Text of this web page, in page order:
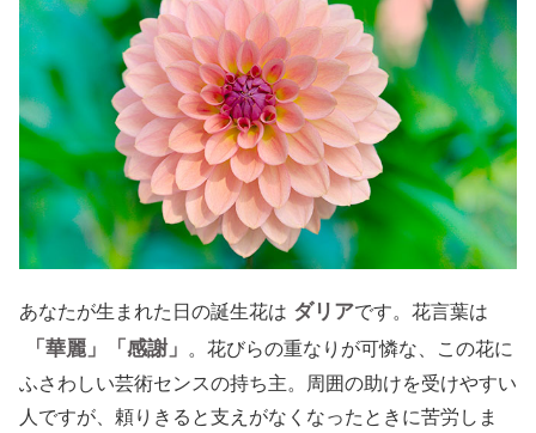
あなたが生まれた日の誕生花は ダリアです。花言葉は
「華麗」「感謝」
。花びらの重なりが可憐な、この花に
ふさわしい芸術センスの持ち主。周囲の助けを受けやすい
人ですが、頼りきると支えがなくなったときに苦労しま